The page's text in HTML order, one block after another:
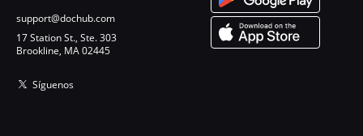
support@dochub.com
17 Station St., Ste. 303
Brookline, MA 02445
Síguenos